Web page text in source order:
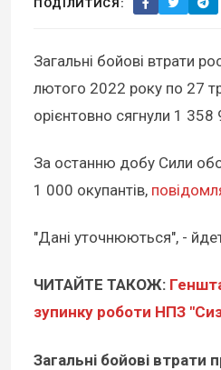
ПОДІЛИТИСЯ:
Загальні бойові втрати
лютого 2022 року по 27
орієнтовно сягнули 1 358
За останню добу Сили
1 000 окупантів,
"Дані уточнюються", -
ЧИТАЙТЕ ТАКОЖ:
зупинку роботи НПЗ
Загальні бойові втрати